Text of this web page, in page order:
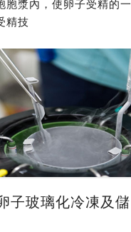
胞漿內，使卵子受精的一
精技
子玻璃化冷凍及儲